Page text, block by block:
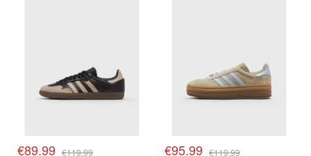
€89.99 €119.99 €95.99 €119.99